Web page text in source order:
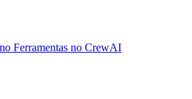
Ferramentas no CrewAI